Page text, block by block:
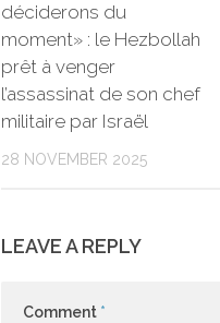
déciderons du
moment» : le Hezbollah
prêt à venger
l’assassinat de son chef
militaire par Israël
28 NOVEMBER 2025
LEAVE A REPLY
Comment *